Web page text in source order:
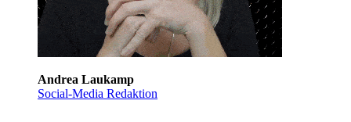
Andrea Laukamp
Social-Media Redaktion